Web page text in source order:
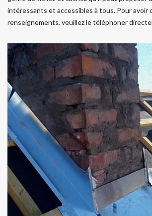
intéressants et accessibles à tous. Pour avoir
renseignements, veuillez le téléphoner